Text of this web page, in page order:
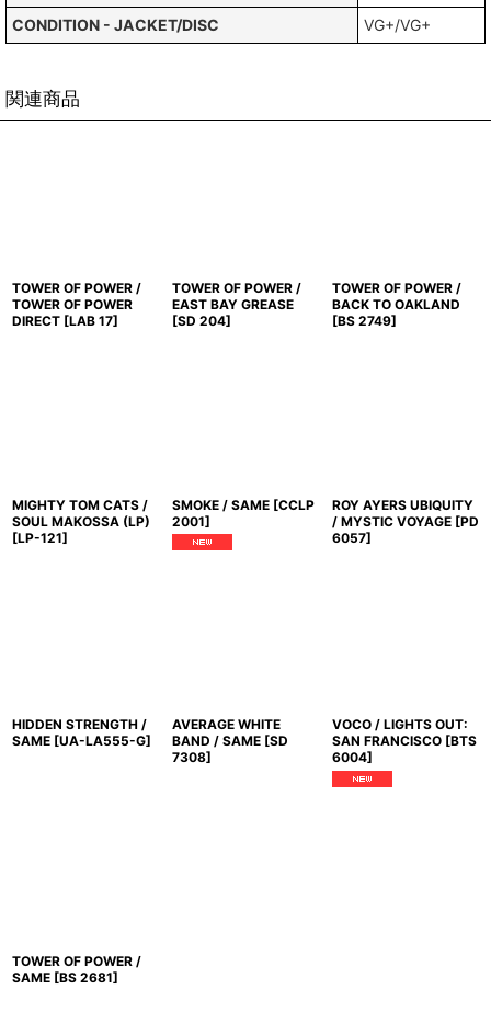
CONDITION - JACKET/DISC
VG+/VG+
関連商品
TOWER OF POWER /
TOWER OF POWER
DIRECT [LAB 17]
TOWER OF POWER /
EAST BAY GREASE
[SD 204]
TOWER OF POWER /
BACK TO OAKLAND
[BS 2749]
MIGHTY TOM CATS /
SOUL MAKOSSA (LP)
[LP-121]
SMOKE / SAME [CCLP
2001]
ROY AYERS UBIQUITY
/ MYSTIC VOYAGE [PD
6057]
HIDDEN STRENGTH /
SAME [UA-LA555-G]
AVERAGE WHITE
BAND / SAME [SD
7308]
VOCO / LIGHTS OUT:
SAN FRANCISCO [BTS
6004]
TOWER OF POWER /
SAME [BS 2681]